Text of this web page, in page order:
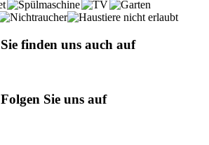
Sie finden uns auch auf
Folgen Sie uns auf